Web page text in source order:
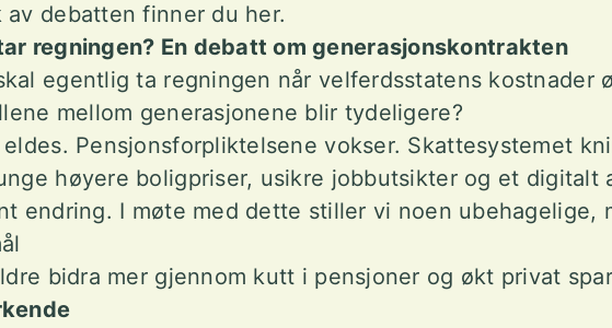
av debatten finner du her.
regningen? En debatt om generasjonskontrakten
egentlig ta regningen når velferdsstatens kostnader
mellom generasjonene blir tydeligere?
eldes. Pensjonsforpliktelsene vokser. Skattesystemet
høyere boligpriser, usikre jobbutsikter og et digitalt
endring. I møte med dette stiller vi noen ubehagelige,
bidra mer gjennom kutt i pensjoner og økt privat